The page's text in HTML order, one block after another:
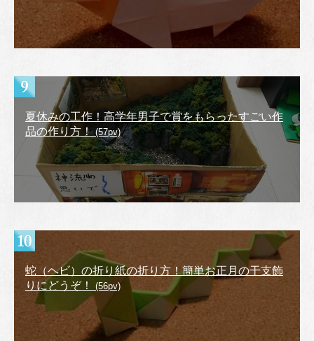
夏休みの工作！高学年男子で賞をもらったすごい作
品の作り方！(57pv)
蛇（ヘビ）の折り紙の折り方！簡単お正月の干支飾
りにどうぞ！
(56pv)